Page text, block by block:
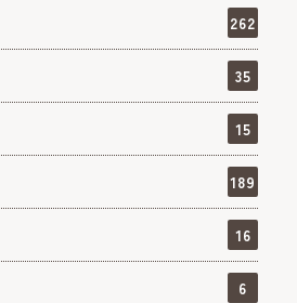
262
35
15
189
16
6